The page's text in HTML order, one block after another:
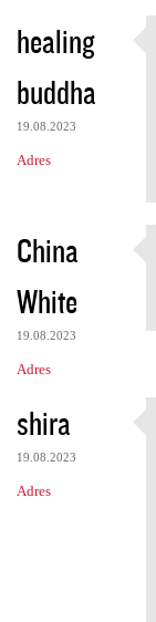
healing
buddha
19.08.2023
Adres
China
White
19.08.2023
Adres
shira
19.08.2023
Adres